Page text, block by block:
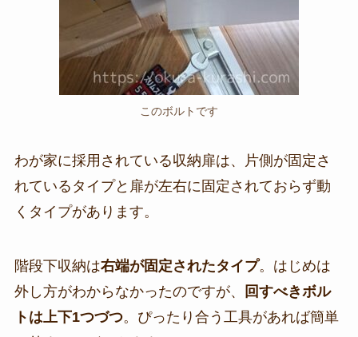
このボルトです
わが家に採用されている収納扉は、片側が固定さ
れているタイプと扉が左右に固定されておらず動
くタイプがあります。
階段下収納は右端が固定されたタイプ。はじめは
外し方がわからなかったのですが、
回すべきボル
トは上下1つづつ。ぴったり合う工具があれば簡単